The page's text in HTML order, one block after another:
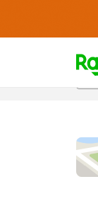
t
p
e
_
s